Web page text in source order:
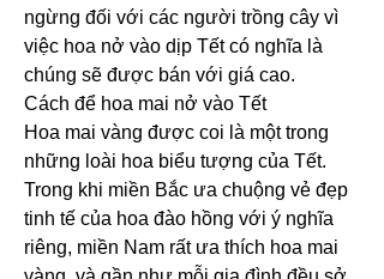
ngừng đối với các người trồng cây vì
việc hoa nở vào dịp Tết có nghĩa là
chúng sẽ được bán với giá cao.
Cách để hoa mai nở vào Tết
Hoa mai vàng được coi là một trong
những loài hoa biểu tượng của Tết.
Trong khi miền Bắc ưa chuộng vẻ đẹp
tinh tế của hoa đào hồng với ý nghĩa
riêng, miền Nam rất ưa thích hoa mai